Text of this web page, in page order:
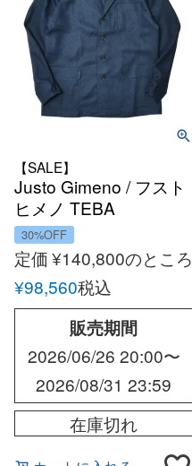
【SALE】
Justo Gimeno / フスト
ヒメノ TEBA
CLASSICリネンジャケ
ット
30%OFF
定価¥140,800のところ
¥98,560税込
販売期間
2026/06/26 20:00〜
2026/08/31 23:59
在庫切れ